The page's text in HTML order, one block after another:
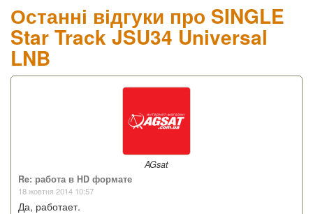
Останні відгуки про SINGLE
Star Track JSU34 Universal
LNB
AGsat
Re: работа в HD формате
18 жовтня 2014 10:57
Да, работает.